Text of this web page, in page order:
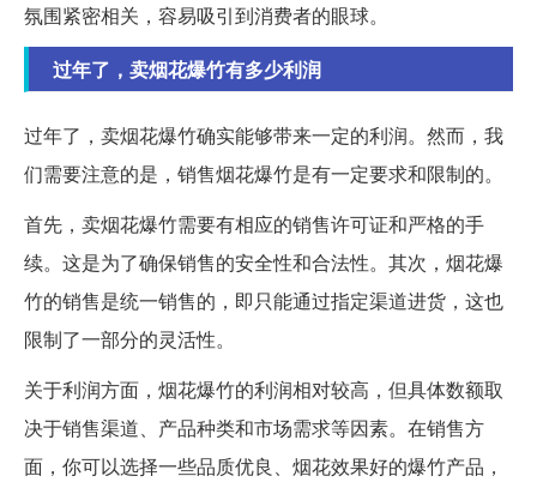
氛围紧密相关，容易吸引到消费者的眼球。
过年了，卖烟花爆竹有多少利润
过年了，卖烟花爆竹确实能够带来一定的利润。然而，我
们需要注意的是，销售烟花爆竹是有一定要求和限制的。
首先，卖烟花爆竹需要有相应的销售许可证和严格的手
续。这是为了确保销售的安全性和合法性。其次，烟花爆
竹的销售是统一销售的，即只能通过指定渠道进货，这也
限制了一部分的灵活性。
关于利润方面，烟花爆竹的利润相对较高，但具体数额取
决于销售渠道、产品种类和市场需求等因素。在销售方
面，你可以选择一些品质优良、烟花效果好的爆竹产品，